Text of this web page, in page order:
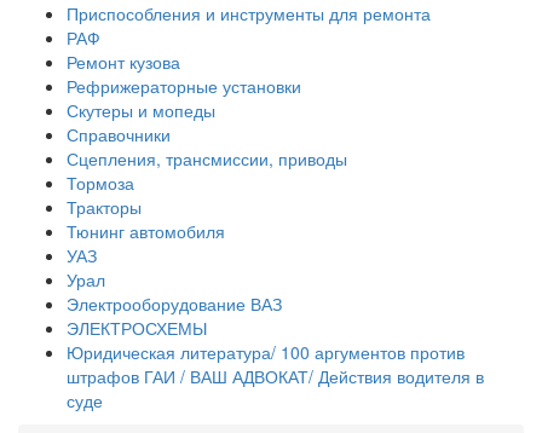
Приспособления и инструменты для ремонта
РАФ
Ремонт кузова
Рефрижераторные установки
Скутеры и мопеды
Справочники
Сцепления, трансмиссии, приводы
Тормоза
Тракторы
Тюнинг автомобиля
УАЗ
Урал
Электрооборудование ВАЗ
ЭЛЕКТРОСХЕМЫ
Юридическая литература/ 100 аргументов против
штрафов ГАИ / ВАШ АДВОКАТ/ Действия водителя в
суде